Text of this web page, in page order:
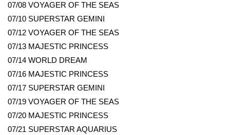
07/08 VOYAGER OF THE SEAS
07/10 SUPERSTAR GEMINI
07/12 VOYAGER OF THE SEAS
07/13 MAJESTIC PRINCESS
07/14 WORLD DREAM
07/16 MAJESTIC PRINCESS
07/17 SUPERSTAR GEMINI
07/19 VOYAGER OF THE SEAS
07/20 MAJESTIC PRINCESS
07/21 SUPERSTAR AQUARIUS